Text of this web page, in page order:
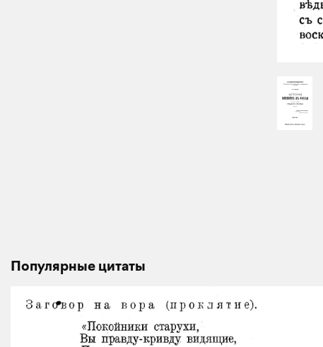
Популярные цитаты